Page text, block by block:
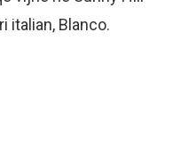
italian, Blanco.